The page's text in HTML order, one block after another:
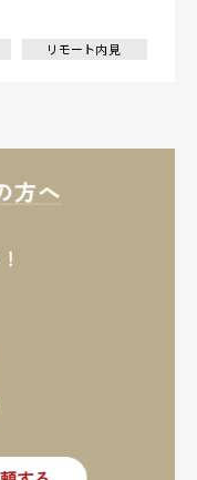
リモート内見